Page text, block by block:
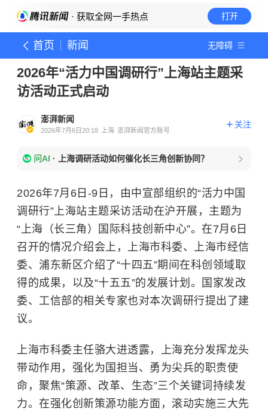
· 获取全网一手热点 打开
首页 新闻 无障碍
2026年“活力中国调研行”上海站主题采
访活动正式启动
澎湃新闻
2026年7月6日20:18 上海 澎湃新闻官方账号
关注
问AI · 上海调研活动如何催化长三角创新协同？
2026年7月6日-9日，由中宣部组织的“活力中国
调研行”上海站主题采访活动在沪开展，主题为
“上海（长三角）国际科技创新中心”。在7月6日
召开的情况介绍会上，上海市科委、上海市经信
委、浦东新区介绍了“十四五”期间在科创领域取
得的成果，以及“十五五”的发展计划。国家发改
委、工信部的相关专家也对本次调研行提出了建
议。
上海市科委主任骆大进透露，上海充分发挥龙头
带动作用，强化为国担当、勇为尖兵的职责使
命，聚焦“策源、改革、生态”三个关键词持续发
力。 在强化创新策源功能方面，滚动实施三大先